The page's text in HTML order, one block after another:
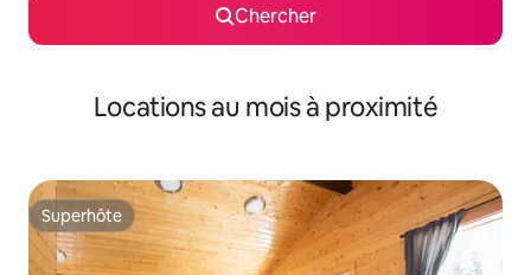
Chercher
Locations au mois à proximité
Superhôte
Superhôte